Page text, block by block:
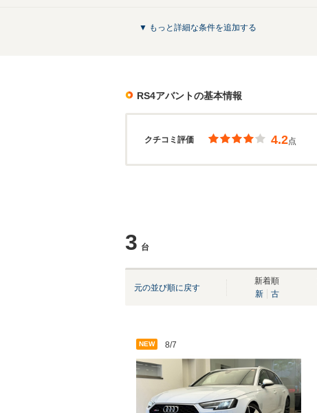
▼ もっと詳細な条件を追加する
RS4アバントの基本情報
クチコミ評価 4.2点
3 台
元の並び順に戻す
新着順
新
古
NEW 8/7